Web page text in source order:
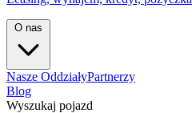
O nas
Nasze OddziałyPartnerzy
Blog
Wyszukaj pojazd